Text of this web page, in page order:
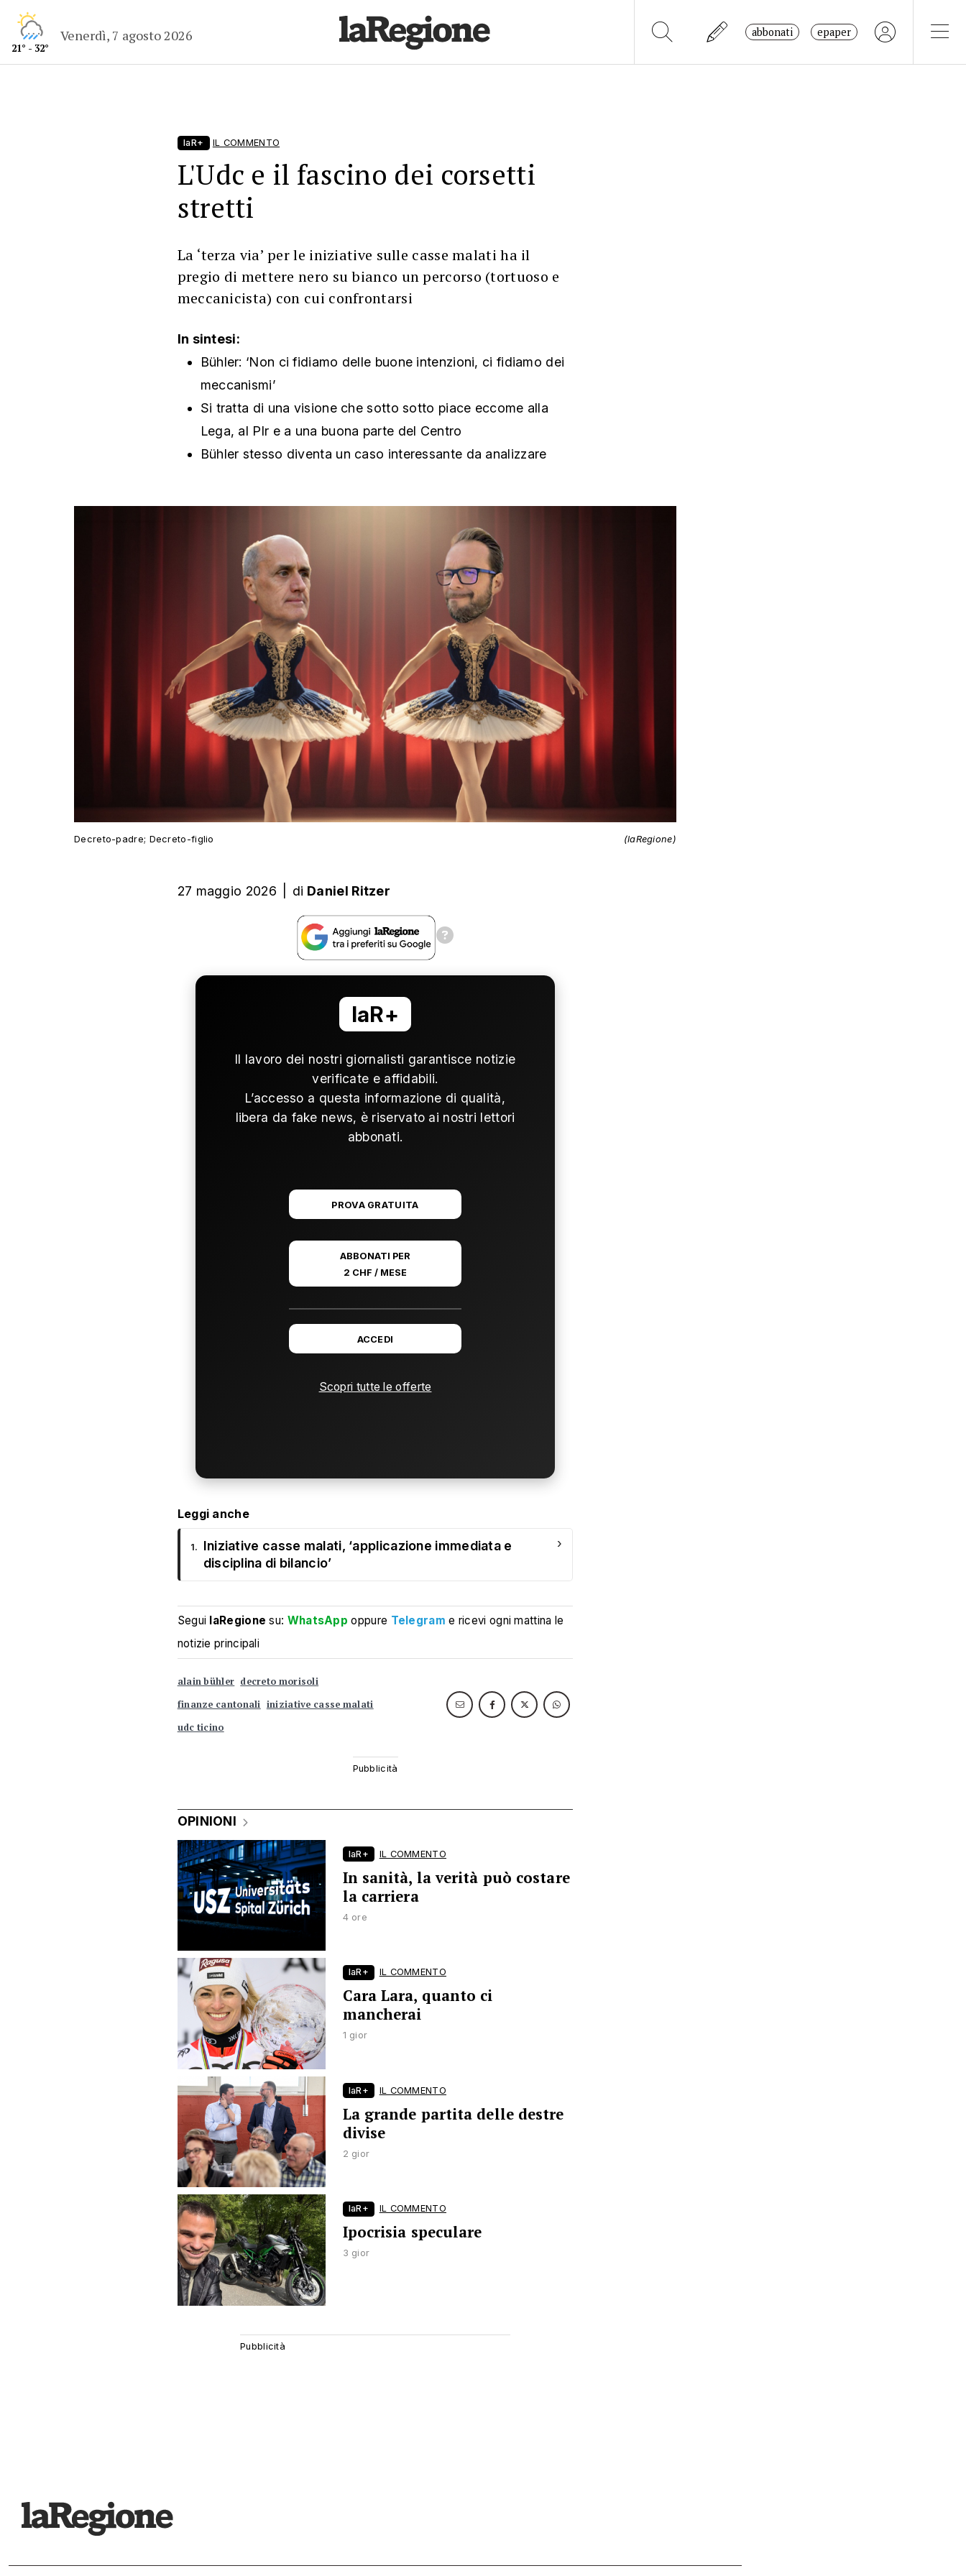
21° - 32°
Venerdì, 7 agosto 2026 abbonati epaper
laR+ IL COMMENTO
L'Udc e il fascino dei corsetti
stretti
La ‘terza via’ per le iniziative sulle casse malati ha il
pregio di mettere nero su bianco un percorso (tortuoso e
meccanicista) con cui confrontarsi
In sintesi:
Bühler: ‘Non ci fidiamo delle buone intenzioni, ci fidiamo dei
meccanismi’
Si tratta di una visione che sotto sotto piace eccome alla
Lega, al Plr e a una buona parte del Centro
Bühler stesso diventa un caso interessante da analizzare
Decreto-padre; Decreto-figlio (laRegione)
27 maggio 2026 di Daniel Ritzer
laR+
Il lavoro dei nostri giornalisti garantisce notizie
verificate e affidabili.
L’accesso a questa informazione di qualità,
libera da fake news, è riservato ai nostri lettori
abbonati.
PROVA GRATUITA
ABBONATI PER
2 CHF / MESE
ACCEDI
Scopri tutte le offerte
Leggi anche
1.
Iniziative casse malati, ‘applicazione immediata e
disciplina di bilancio’
›
Segui laRegione su: WhatsApp oppure Telegram e ricevi ogni mattina le
notizie principali
alain bühler decreto morisoli
finanze cantonali iniziative casse malati
udc ticino
OPINIONI
laR+ IL COMMENTO
In sanità, la verità può costare
la carriera
4 ore
laR+ IL COMMENTO
Cara Lara, quanto ci
mancherai
1 gior
laR+ IL COMMENTO
La grande partita delle destre
divise
2 gior
laR+ IL COMMENTO
Ipocrisia speculare
3 gior